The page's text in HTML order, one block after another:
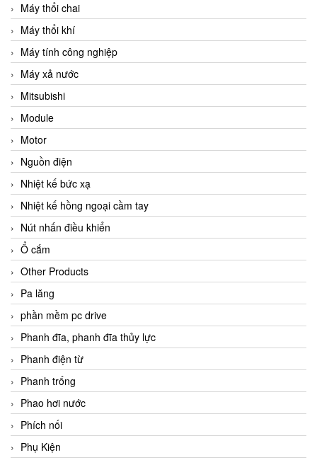
Máy thổi chai
Máy thổi khí
Máy tính công nghiệp
Máy xả nước
Mitsubishi
Module
Motor
Nguồn điện
Nhiệt kế bức xạ
Nhiệt kế hồng ngoại cầm tay
Nút nhấn điều khiển
Ổ cắm
Other Products
Pa lăng
phần mềm pc drive
Phanh đĩa, phanh đĩa thủy lực
Phanh điện từ
Phanh trống
Phao hơi nước
Phích nối
Phụ Kiện